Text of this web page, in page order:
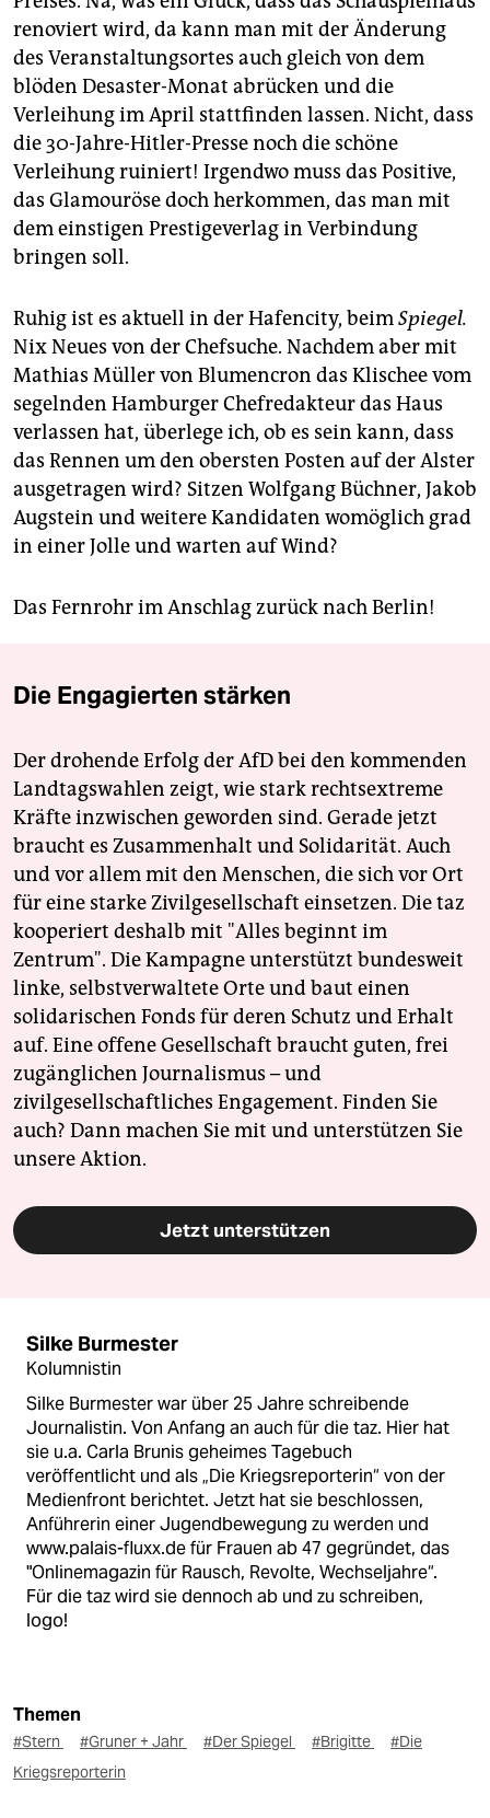
renoviert wird, da kann man mit der Änderung
des Veranstaltungsortes auch gleich von dem
blöden Desaster-Monat abrücken und die
Verleihung im April stattfinden lassen. Nicht, dass
die 30-Jahre-Hitler-Presse noch die schöne
Verleihung ruiniert! Irgendwo muss das Positive,
das Glamouröse doch herkommen, das man mit
dem einstigen Prestigeverlag in Verbindung
bringen soll.
Ruhig ist es aktuell in der Hafencity, beimSpiegel.
Nix Neues von der Chefsuche. Nachdem aber mit
Mathias Müller von Blumencron das Klischee vom
segelnden Hamburger Chefredakteur das Haus
verlassen hat, überlege ich, ob es sein kann, dass
das Rennen um den obersten Posten auf der Alster
ausgetragen wird? Sitzen Wolfgang Büchner, Jakob
Augstein und weitere Kandidaten womöglich grad
in einer Jolle und warten auf Wind?
Das Fernrohr im Anschlag zurück nach Berlin!
Die Engagierten stärken
Der drohende Erfolg der AfD bei den kommenden
Landtagswahlen zeigt, wie stark rechtsextreme
Kräfte inzwischen geworden sind. Gerade jetzt
braucht es Zusammenhalt und Solidarität. Auch
und vor allem mit den Menschen, die sich vor Ort
für eine starke Zivilgesellschaft einsetzen. Die taz
kooperiert deshalb mit "Alles beginnt im
Zentrum". Die Kampagne unterstützt bundesweit
linke, selbstverwaltete Orte und baut einen
solidarischen Fonds für deren Schutz und Erhalt
auf. Eine offene Gesellschaft braucht guten, frei
zugänglichen Journalismus – und
zivilgesellschaftliches Engagement. Finden Sie
auch? Dann machen Sie mit und unterstützen Sie
unsere Aktion.
Jetzt unterstützen
Silke Burmester
Kolumnistin
Silke Burmester war über 25 Jahre schreibende
Journalistin. Von Anfang an auch für die taz. Hier hat
sie u.a. Carla Brunis geheimes Tagebuch
veröffentlicht und als „Die Kriegsreporterin“ von der
Medienfront berichtet. Jetzt hat sie beschlossen,
Anführerin einer Jugendbewegung zu werden und
www.palais-fluxx.de für Frauen ab 47 gegründet, das
"Onlinemagazin für Rausch, Revolte, Wechseljahre“.
Für die taz wird sie dennoch ab und zu schreiben,
logo!
Themen
#Stern #Gruner + Jahr #Der Spiegel #Brigitte
#Die
Kriegsreporterin